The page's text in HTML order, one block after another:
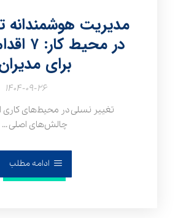
مدیریت هوشمندانه
در
برای
۱۴۰۴-۰۹-۲۶
تغییر نسلی در محیط‌های کاری
چالش‌های اصلی ...
ادامه مطلب